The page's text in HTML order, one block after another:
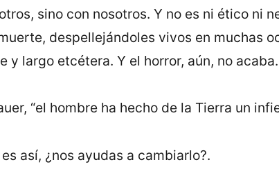
sino con nosotros. Y no es ni ético ni
despellejándoles vivos en muchas
y largo etcétera. Y el horror, aún, no acaba.
“el hombre ha hecho de la Tierra un
así, ¿nos ayudas a cambiarlo?.